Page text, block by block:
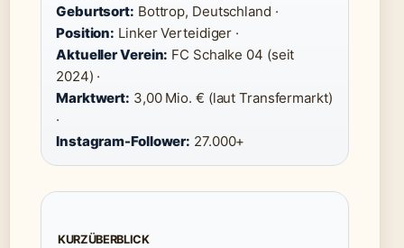
Geburtsort: Bottrop, Deutschland ·
Position: Linker Verteidiger ·
Aktueller Verein: FC Schalke 04 (seit
2024) ·
Marktwert: 3,00 Mio. € (laut Transfermarkt)
·
Instagram-Follower: 27.000+
KURZÜBERBLICK